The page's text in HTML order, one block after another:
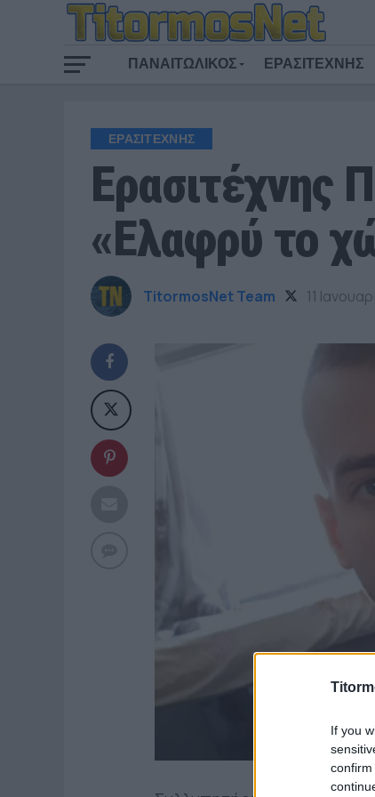
If you
ΠΑΝΑΙΤΩΛΙΚΟΣ ΕΡΑΣΙΤΕΧΝΗΣ
ΕΡΑΣΙΤΕΧΝΗΣ
Ερασιτέχνης
«Ελαφρύ το
TitormosNet Team 11